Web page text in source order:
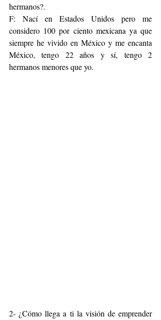
hermanos?.
F: Nací en Estados Unidos pero me
considero 100 por ciento mexicana ya que
siempre he vivido en México y me encanta
México, tengo 22 años y sí, tengo 2
hermanos menores que yo.
2- ¿Cómo llega a ti la visión de emprender